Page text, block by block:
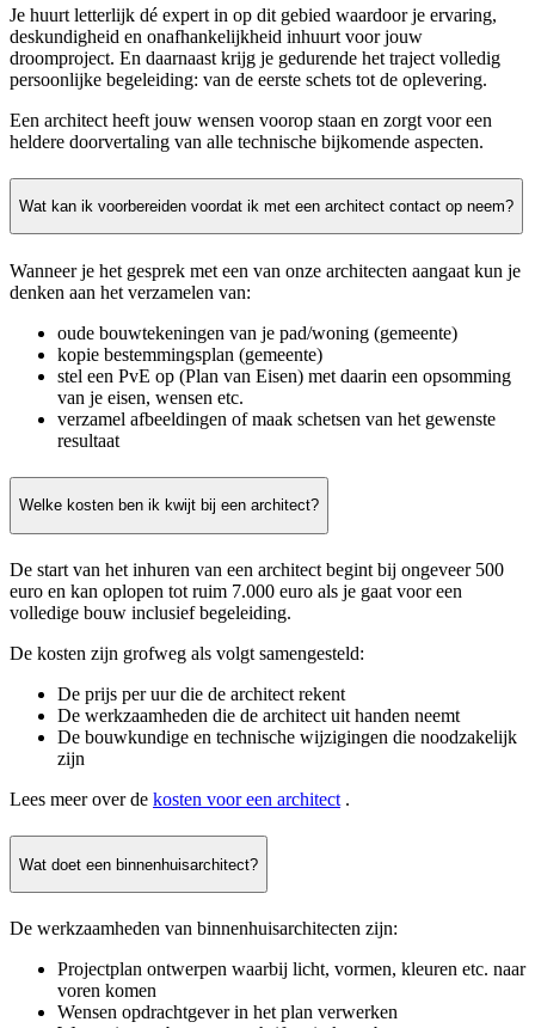
Je huurt letterlijk dé expert in op dit gebied waardoor je ervaring,
deskundigheid en onafhankelijkheid inhuurt voor jouw
droomproject. En daarnaast krijg je gedurende het traject volledig
persoonlijke begeleiding: van de eerste schets tot de oplevering.
Een architect heeft jouw wensen voorop staan en zorgt voor een
heldere doorvertaling van alle technische bijkomende aspecten.
Wat kan ik voorbereiden voordat ik met een architect contact op neem?
Wanneer je het gesprek met een van onze architecten aangaat kun je
denken aan het verzamelen van:
oude bouwtekeningen van je pad/woning (gemeente)
kopie bestemmingsplan (gemeente)
stel een PvE op (Plan van Eisen) met daarin een opsomming
van je eisen, wensen etc.
verzamel afbeeldingen of maak schetsen van het gewenste
resultaat
Welke kosten ben ik kwijt bij een architect?
De start van het inhuren van een architect begint bij ongeveer 500
euro en kan oplopen tot ruim 7.000 euro als je gaat voor een
volledige bouw inclusief begeleiding.
De kosten zijn grofweg als volgt samengesteld:
De prijs per uur die de architect rekent
De werkzaamheden die de architect uit handen neemt
De bouwkundige en technische wijzigingen die noodzakelijk
zijn
Lees meer over de kosten voor een architect .
Wat doet een binnenhuisarchitect?
De werkzaamheden van binnenhuisarchitecten zijn:
Projectplan ontwerpen waarbij licht, vormen, kleuren etc. naar
voren komen
Wensen opdrachtgever in het plan verwerken